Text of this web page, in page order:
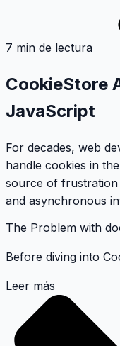
7 min de lectura
CookieStore
JavaScript
For decades, web
handle cookies in
source of
and asynchronous
The Problem with
Before diving into
Leer más